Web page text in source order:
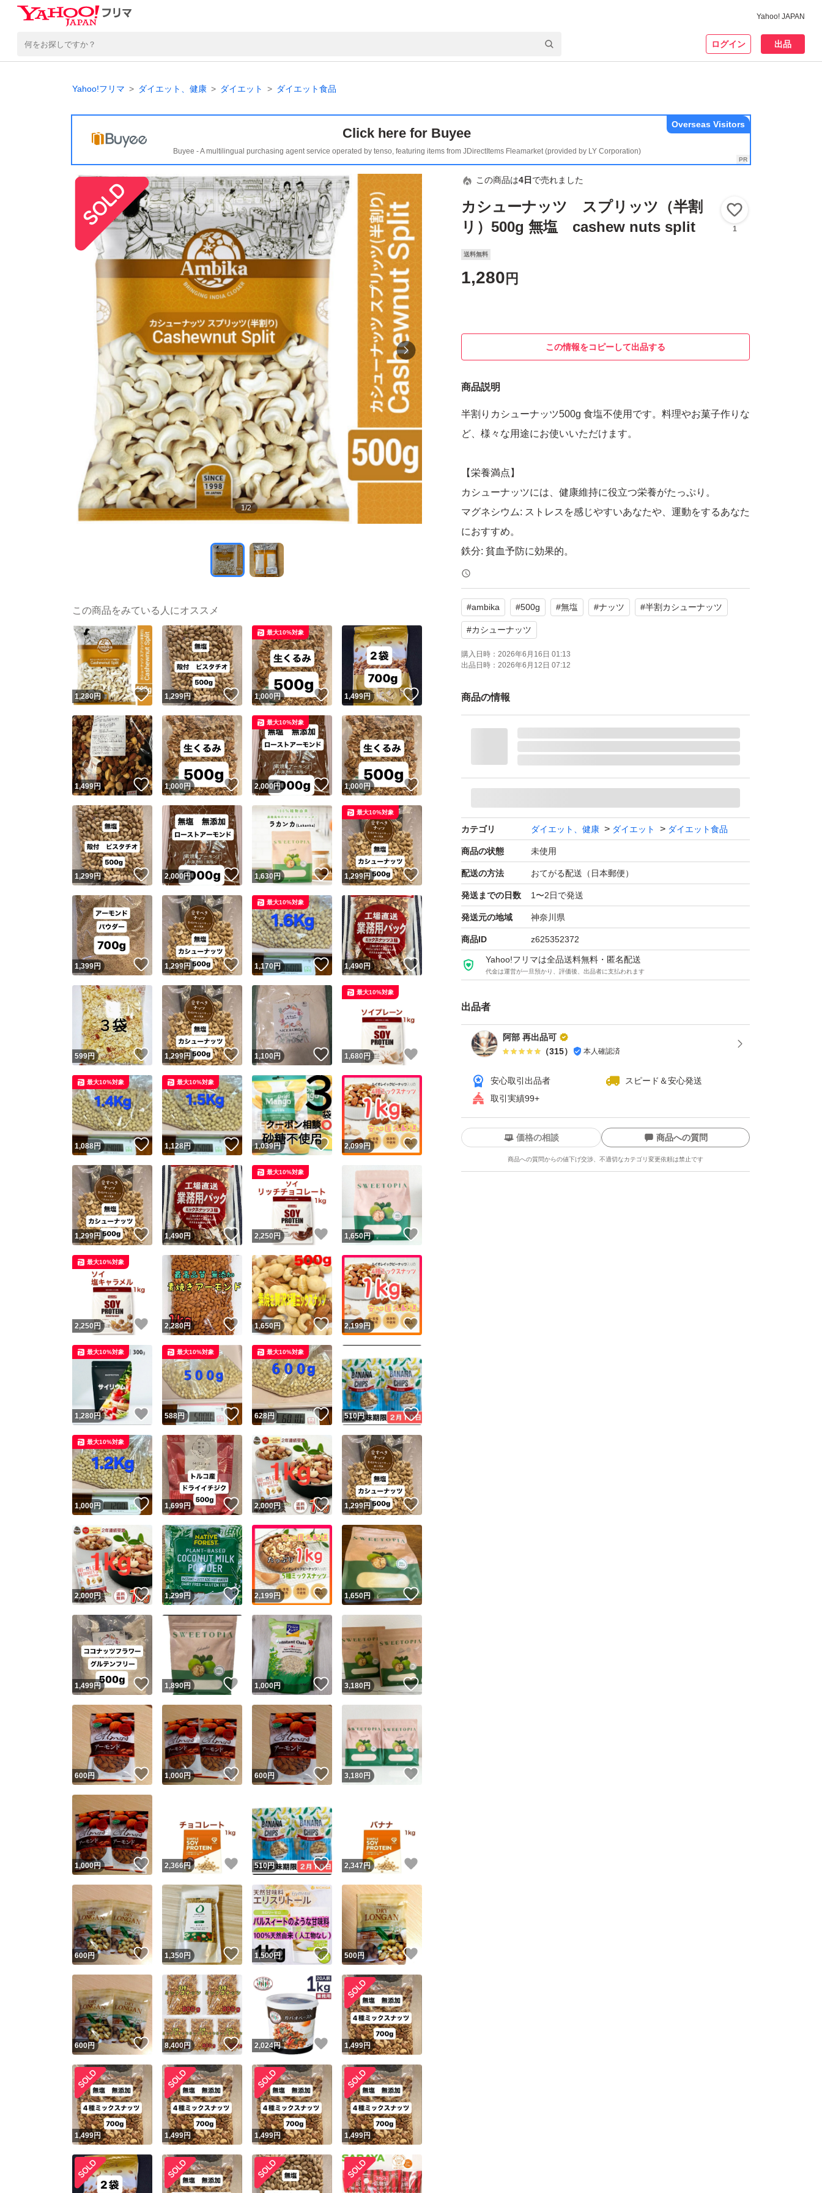
Yahoo! JAPAN
ログイン 出品
Yahoo!フリマ ダイエット、健康 ダイエット ダイエット食品
Click here for Buyee
Buyee - A multilingual purchasing agent service operated by tenso, featuring items from JDirectItems Fleamarket (provided by LY Corporation)
Overseas Visitors
1/2
この商品は4日 で売れました
カシューナッツ スプリッツ（半割
リ）500g 無塩 cashew nuts split
1
送料無料
1,280 円
この情報をコピーして出品する
商品説明
半割りカシューナッツ500g 食塩不使用です。料理やお菓子作りな
ど、様々な用途にお使いいただけます。
【栄養満点】
カシューナッツには、健康維持に役立つ栄養がたっぷり。
マグネシウム: ストレスを感じやすいあなたや、運動をするあなた
におすすめ。
鉄分: 貧血予防に効果的。
セレン: 抗酸化作用が高く、若々しさを保ちたいあなたにおすす
め。
亜鉛: 免疫力アップをサポート。
ビタミンB群: 疲労回復に効果的。
食物繊維: 便秘解消に役立ちます。
【賞味期限】2027.03.31
【保存方法】直射日光、高温多湿を避けて保存してください。
栄養成分表示(100g当たり)・熱量:574 kcal・たんぱく質:36g 脂質:
43g・炭水 化物:32.7g・食塩相当量:0.03g(推定値)
開封後は早めに召し上がりください。
よろしくお願いします。
#ambika #500g #無塩 #ナッツ #半割カシューナッツ
#カシューナッツ
購入日時： 2026年6月16日 01:13
出品日時： 2026年6月12日 07:12
商品の情報
カテゴリ ダイエット、健康 ダイエット ダイエット食品
商品の状態 未使用
配送の方法 おてがる配送（日本郵便）
発送までの日数 1〜2日で発送
発送元の地域 神奈川県
商品ID z625352372
Yahoo!フリマは全品送料無料・匿名配送
代金は運営が一旦預かり、評価後、出品者に支払われます
出品者
阿部 再出品可
（315） 本人確認済
安心取引出品者
スピード＆安心発送
取引実績99+
ユーザーの実績について
Yahoo!フリマが定めた一定の基準を満たしたユーザーにバッジを付与しています
安心取引出品者
安心取引出品者 Yahoo!フリマの基準をクリアした安心・安全なユーザーです
取引実績
取引実績◯+ このユーザーはYahoo!フリマの取引を完了させた実績があります
他フリマ実績◯+ このユーザーは他フリマサービスでの取引実績があります
スピード&安心発送
※このバッジは実績に基づく表示であり、発送を保証しているものではありません
スピード＆安心発送
このユーザーは高頻度で24時間以内＆設定した発送日数内に発送してい
ます
スピード発送 このユーザーは高頻度で24時間以内に発送しています
安心発送 このユーザーは設定した発送日数内に発送しています
価格の相談 商品への質問
商品への質問からの値下げ交渉、不適切なカテゴリ変更依頼は禁止です
この商品の情報をコピーします
商品画像の無断転載は禁止されています
コピーは1商品につき1回
出品ページへ
キャンセル
この商品をみている人にオススメ
1,280円 いいね！
1,299円 いいね！
1,000円 いいね！
最大10%対象
1,499円
1,499円 いいね！
1,000円 いいね！
2,000円 いいね！
最大10%対象
1,000円
1,299円 いいね！
2,000円 いいね！
1,630円 いいね！
1,299円
最大10%対象
1,399円 いいね！
1,299円 いいね！
1,170円 いいね！
最大10%対象
1,490円 いいね！
599円 いいね！
1,299円 いいね！
1,100円 いいね！
1,680 円
最大10%対象
1,088円 いいね！
最大10%対象
1,128円 いいね！
最大10%対象
1,039円 いいね！
2,099円
1,299円 いいね！
1,490円 いいね！
2,250 円 いいね！
最大10%対象
1,650円
2,250 円 いいね！
最大10%対象
2,280円 いいね！
1,650円 いいね！
2,199円
1,280 円 いいね！
最大10%対象
588円 いいね！
最大10%対象
628円 いいね！
最大10%対象
510円 いいね！
1,000円 いいね！
最大10%対象
1,699円 いいね！
2,000円 いいね！
1,299円
2,000円 いいね！
1,299円 いいね！
2,199円 いいね！
1,650円 いいね！
1,499円 いいね！
1,890円 いいね！
1,000円 いいね！
3,180円 いいね！
600円 いいね！
1,000円 いいね！
600円 いいね！
3,180 円
1,000円 いいね！
2,366円 いいね！
510円 いいね！
2,347円
600円 いいね！
1,350円 いいね！
1,500円 いいね！
500円
600円 いいね！
8,400円 いいね！
2,024円 いいね！
1,499円
1,499円 1,499円 1,499円 1,499円